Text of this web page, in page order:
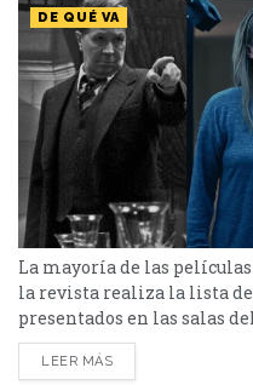
DE QUÉ VA
La mayoría de las
la revista realiza la lista de
presentados en las salas
Magazine estas son las
Rabbit Jojo "Rabbit"
LEER MÁS